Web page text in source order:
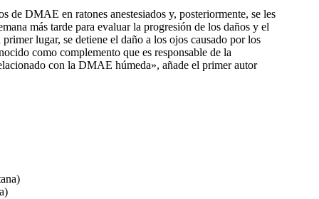
de DMAE en ratones anestesiados y, posteriormente, se les
más tarde para evaluar la progresión de los daños y el
lugar, se detiene el daño a los ojos causado por los
como complemento que es responsable de la
con la DMAE húmeda», añade el primer autor